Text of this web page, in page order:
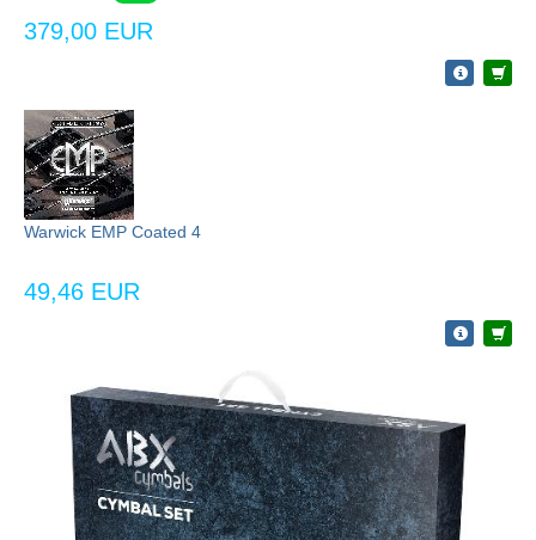
379,00 EUR
Warwick EMP Coated 4
49,46 EUR